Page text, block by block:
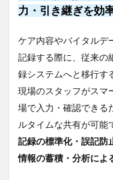
省）
自治
体の
支援
｜地
域密
着型
の柔
軟な
制度
力・引き継ぎを効
ケア内容やバイタルデ
記録する際に、従来の
録システムへと移行す
現場のスタッフがスマ
場で入力・確認できる
ルタイムな共有が可能
記録の標準化・誤記防
情報の蓄積・分析によ